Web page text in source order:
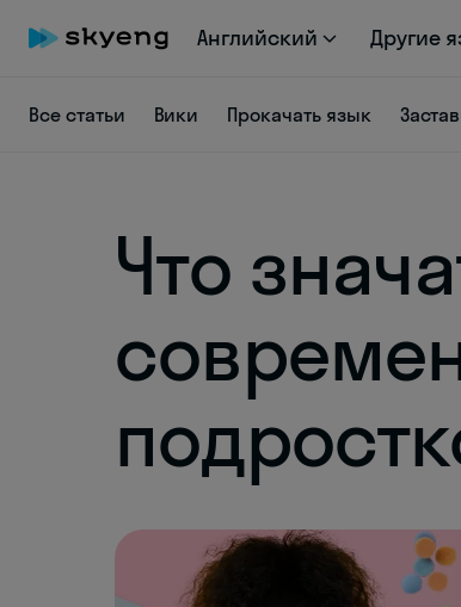
Английский Другие
Все статьи Вики Прокачать язык
Что